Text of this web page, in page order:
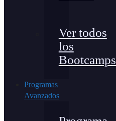
Ver todos
los
Bootcamps
Programas
Avanzados